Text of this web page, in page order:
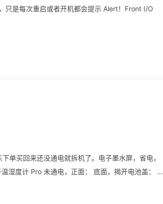
只是每次重启或者开机都会提示 Alert！Front I/O
单买回来还没通电就拆机了。电子墨水屏，省电，
湿度计 Pro 未通电，正面： 底面，揭开电池盖： …